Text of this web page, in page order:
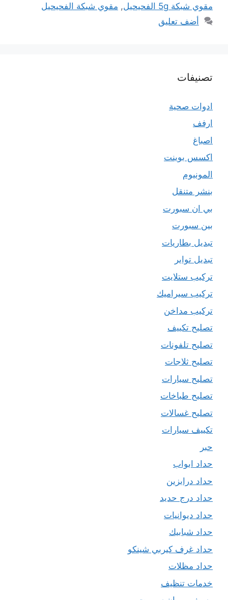
مقوي شبكة 5g الفحيحيل
, مقوي شبكة الفحيحيل
أضف تعليق
تصنيفات
ادوات صحية
ارفف
اصباغ
اكسس بوينت
المونيوم
بنشر متنقل
بي ان سبورت
بين سبورت
تبديل بطاريات
تبديل تواير
تركيب ستلايت
تركيب سيراميك
تركيب مداخن
تصليح تكييف
تصليح تلفونات
تصليح ثلاجات
تصليح سيارات
تصليح طباخات
تصليح غسالات
تكييف سيارات
حبر
حداد ابواب
حداد درابزين
حداد درج حديد
حداد ديوانيات
حداد شبابيك
حداد غرف كيربي شينكو
حداد مظلات
خدمات تنظيف